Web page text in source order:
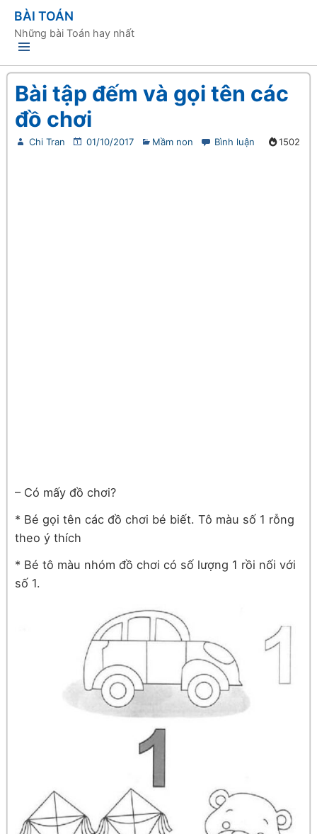
BÀI TOÁN
Những bài Toán hay nhất
Bài tập đếm và gọi tên các
đồ chơi
Chi Tran 01/10/2017 Mầm non Bình luận 1502
– Có mấy đồ chơi?
* Bé gọi tên các đồ chơi bé biết. Tô màu số 1 rỗng
theo ý thích
* Bé tô màu nhóm đồ chơi có số lượng 1 rồi nối với
số 1.